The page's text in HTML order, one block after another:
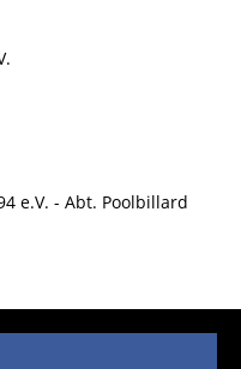
e.V. - Abt. Poolbillard